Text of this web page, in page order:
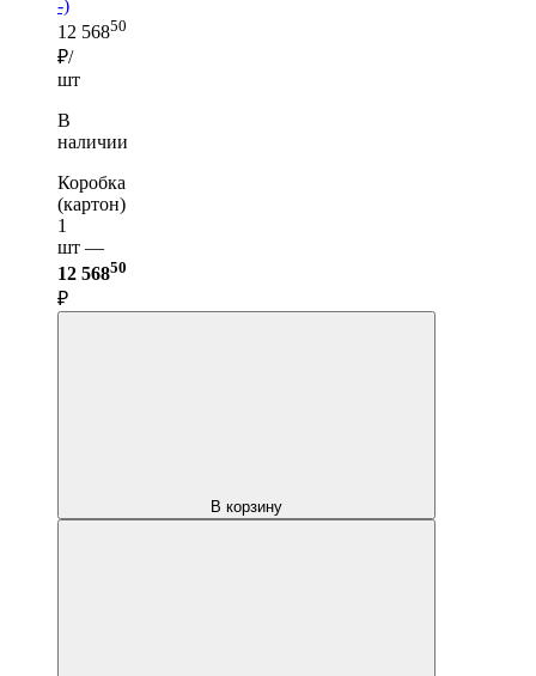
-)
12 56850
₽/
шт
В
наличии
Коробка
(картон)
1
шт —
12 56850
₽
В корзину